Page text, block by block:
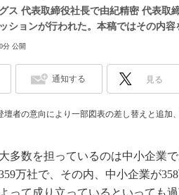
ス 代表取締役社長で由紀精密 代表取
ションが行われた。本稿ではその内容
分 公開
通知する 見る
壇者の意向により一部図表の差し替えと追加
多数を担っているのは中小企業
万社で、その内、中小企業が
って成り立っているといっても